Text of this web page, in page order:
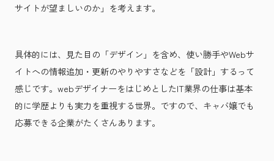
サイトが望ましいのか」を考えます。
具体的には、見た目の「デザイン」を含め、使い勝手やWebサ
イトへの情報追加・更新のやりやすさなどを「設計」するって
感じです。webデザイナーをはじめとしたIT業界の仕事は基本
的に学歴よりも実力を重視する世界。ですので、キャバ嬢でも
応募できる企業がたくさんあります。